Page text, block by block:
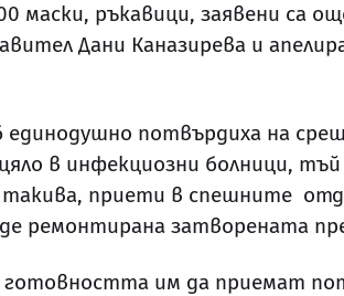
ръкавици, заявени са
Дани Каназирева и
потвърдиха на
в инфекциозни болници,
приети в спешните
ремонтирана затворената
им да приемат